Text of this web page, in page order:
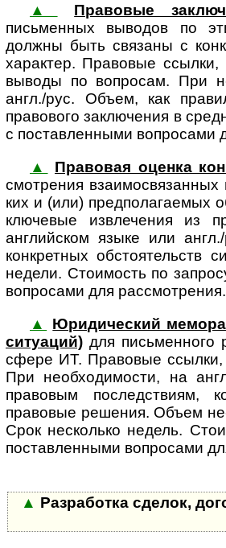
▲
Правовые
письменных выводов по
должны быть связаны с
характер. Правовые ссылки,
выводы по вопросам. При
англ./рус. Объем, как
правового заключения в
с поставленными вопросами
▲
Правовая оценка
смот­ре­ния
ких и (или) пред­по­ла­га­е­мых
клю­че­вые извле­че­ния из
английском языке или
конкретных
недели. Стоимость по
вопросами для рассмотрения.
▲
Юридический
си­ту­а­ций) для пись­мен­ного
сфере ИТ. Правовые ссылки,
При необходимости, на
правовым последствиям,
правовые решения. Объем
Срок несколько недель.
поставленными вопросами
▲ Разработка сделок,